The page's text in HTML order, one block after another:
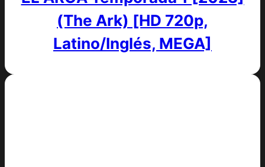
(The Ark) [HD 720p,
Latino/Inglés, MEGA]